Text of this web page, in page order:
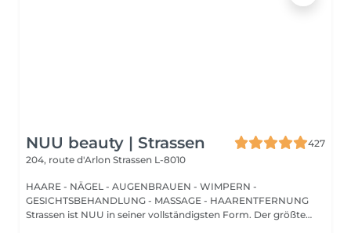
NUU beauty | Strassen
427
204, route d'Arlon Strassen L-8010
HAARE - NÄGEL - AUGENBRAUEN - WIMPERN -
GESICHTSBEHANDLUNG - MASSAGE - HAARENTFERNUNG
Strassen ist NUU in seiner vollständigsten Form. Der größte